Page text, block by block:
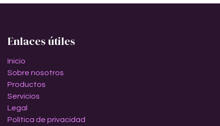
Enlaces útiles
Inicio
Sobre nosotros
Productos
Servicios
Legal
Política de privacidad